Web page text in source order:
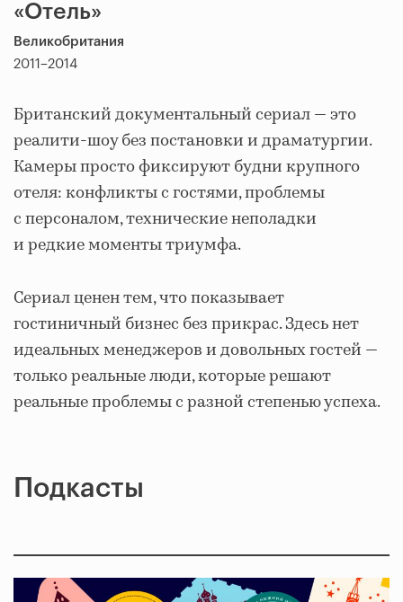
«Отель»
Великобритания
2011–2014
Британский документальный сериал — это
реалити-шоу без постановки и драматургии.
Камеры просто фиксируют будни крупного
отеля: конфликты с гостями, проблемы
с персоналом, технические неполадки
и редкие моменты триумфа.
Сериал ценен тем, что показывает
гостиничный бизнес без прикрас. Здесь нет
идеальных менеджеров и довольных гостей —
только реальные люди, которые решают
реальные проблемы с разной степенью успеха.
Подкасты